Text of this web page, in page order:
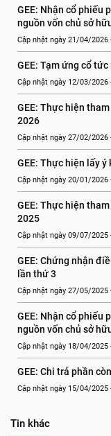
GEE: Nhận cổ phiếu
nguồn vốn chủ sở
Cập nhật ngày 21/04/2026
GEE: Tạm ứng cổ
Cập nhật ngày 12/03/2026
GEE: Thực hiện
2026
Cập nhật ngày 27/02/2026
GEE: Thực hiện lấy
Cập nhật ngày 20/01/2026
GEE: Thực hiện
2025
Cập nhật ngày 09/07/2025
GEE: Chứng nhận
lần thứ 3
Cập nhật ngày 27/05/2025
GEE: Nhận cổ phiếu
nguồn vốn chủ sở
Cập nhật ngày 18/04/2025
GEE: Chi trả phần
Cập nhật ngày 15/04/2025
Tin khác